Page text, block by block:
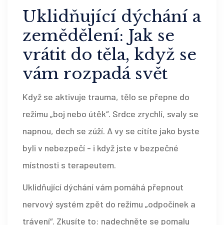
Uklidňující dýchání a
zemědělení: Jak se
vrátit do těla, když se
vám rozpadá svět
Když se aktivuje trauma, tělo se přepne do
režimu „boj nebo útěk“. Srdce zrychlí, svaly se
napnou, dech se zúží. A vy se cítíte jako byste
byli v nebezpečí - i když jste v bezpečné
místnosti s terapeutem.
Uklidňující dýchání vám pomáhá přepnout
nervový systém zpět do režimu „odpočinek a
trávení“. Zkusíte to: nadechněte se pomalu